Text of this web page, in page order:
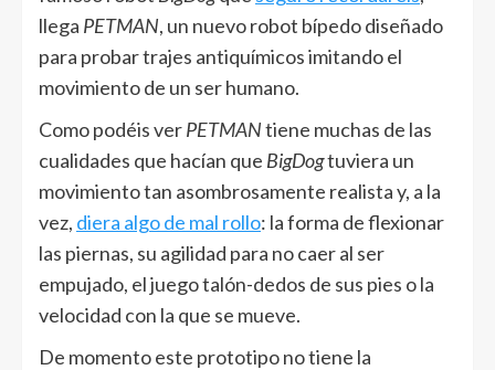
llega PETMAN, un nuevo robot bípedo diseñado
para probar trajes antiquímicos imitando el
movimiento de un ser humano.
Como podéis verPETMANtiene muchas de las
cualidades que hacían que BigDogtuviera un
movimiento tan asombrosamente realista y, a la
vez, diera algo de mal rollo: la forma de flexionar
las piernas, su agilidad para no caer al ser
empujado, el juego talón-dedos de sus pies o la
velocidad con la que se mueve.
De momento este prototipo no tiene la